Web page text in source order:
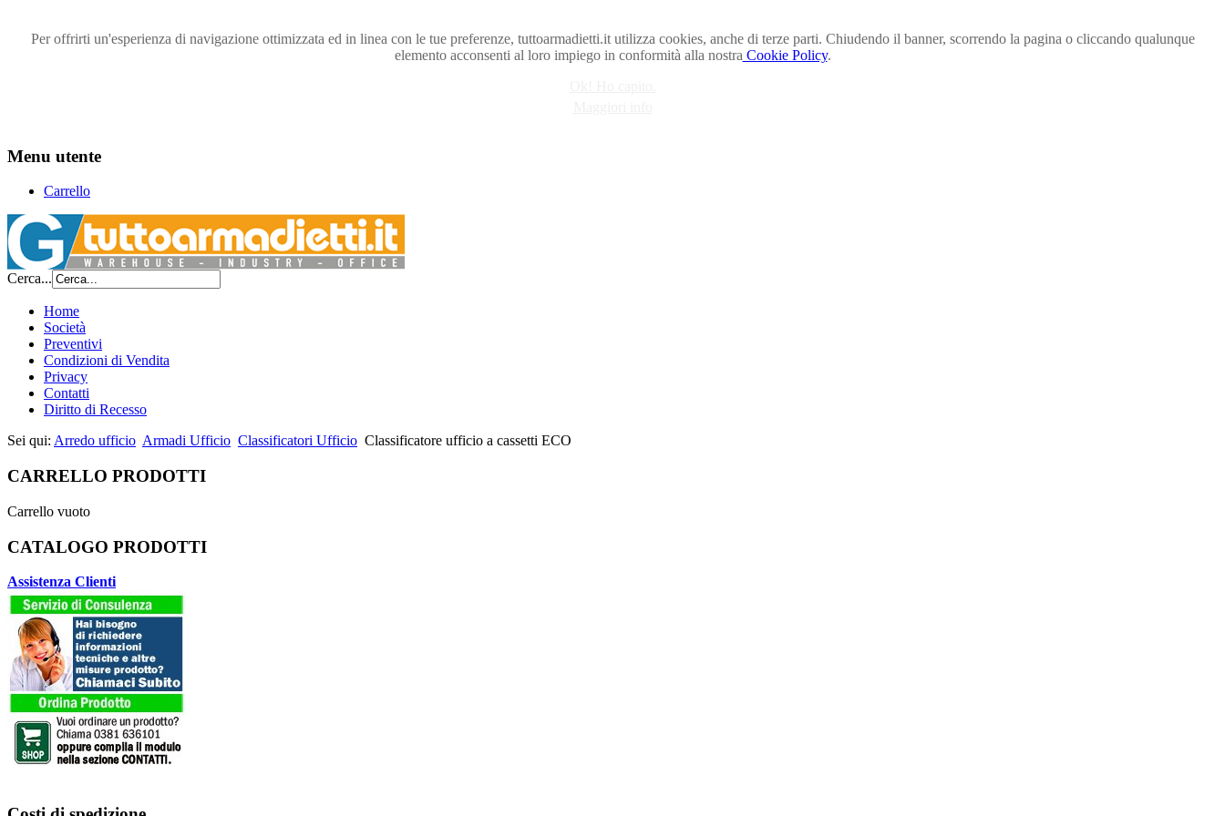
Per offrirti un'esperienza di navigazione ottimizzata ed in linea con le tue preferenze, tuttoarmadietti.it utilizza cookies, anche di terze parti. Chiudendo il banner, scorrendo la pagina o cliccando qualunque
elemento acconsenti al loro impiego in conformità alla nostra Cookie Policy.
Menu utente
Carrello
Cerca...
Home
Società
Preventivi
Condizioni di Vendita
Privacy
Contatti
Diritto di Recesso
Sei qui: Arredo ufficio Armadi Ufficio Classificatori Ufficio Classificatore ufficio a cassetti ECO
CARRELLO PRODOTTI
Carrello vuoto
CATALOGO PRODOTTI
Assistenza Clienti